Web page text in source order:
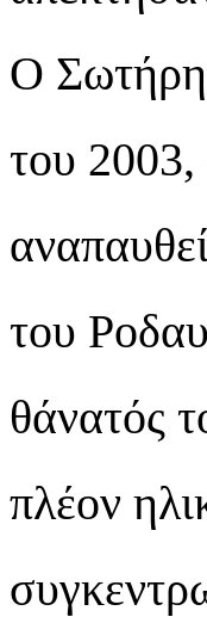
Ο
του 2003,
του
θάνατός
πλέον